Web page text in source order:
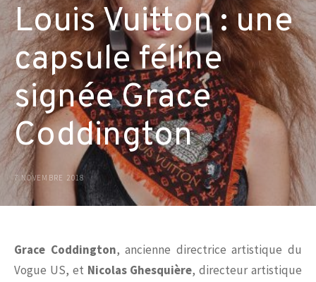
Louis Vuitton : une
capsule féline
signée Grace
Coddington
7 NOVEMBRE 2018
Grace Coddington, ancienne directrice artistique du
Vogue US, et Nicolas Ghesquière, directeur artistique